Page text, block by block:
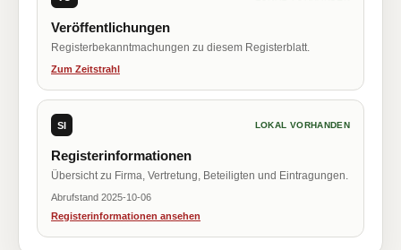
Veröffentlichungen
Registerbekanntmachungen zu diesem Registerblatt.
Zum Zeitstrahl
SI LOKAL VORHANDEN
Registerinformationen
Übersicht zu Firma, Vertretung, Beteiligten und Eintragungen.
Abrufstand 2025-10-06
Registerinformationen ansehen